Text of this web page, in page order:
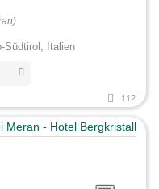
Südtirol, Italien
112